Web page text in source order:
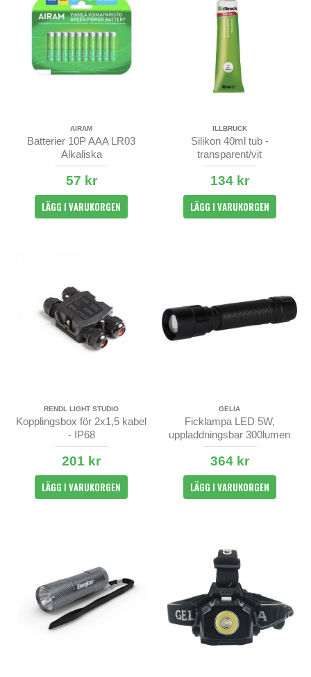
AIRAM
Batterier 10P AAA LR03
Alkaliska
57 kr
LÄGG I VARUKORGEN
ILLBRUCK
Silikon 40ml tub -
transparent/vit
134 kr
LÄGG I VARUKORGEN
RENDL LIGHT STUDIO
Kopplingsbox för 2x1,5 kabel
- IP68
201 kr
LÄGG I VARUKORGEN
GELIA
Ficklampa LED 5W,
uppladdningsbar 300lumen
364 kr
LÄGG I VARUKORGEN